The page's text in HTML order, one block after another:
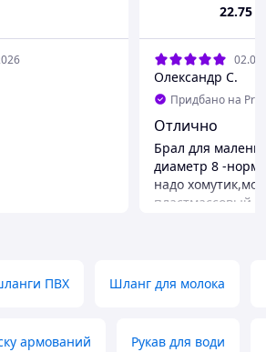
22.75
Олександр С.
Придбано на
Отлично
Брал для
диаметр 8 -
надо
пластмассовый.
Нет
ПВХ Шланг для молока
армований Рукав для води